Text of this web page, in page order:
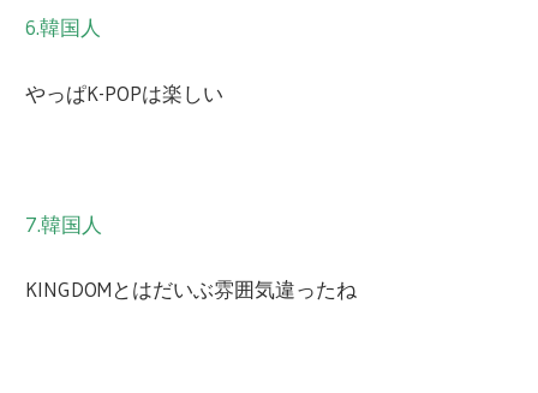
6.韓国人
やっぱK-POPは楽しい
7.韓国人
KINGDOMとはだいぶ雰囲気違ったね